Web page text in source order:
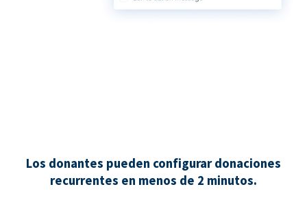
Los donantes pueden configurar donaciones
recurrentes en menos de 2 minutos.